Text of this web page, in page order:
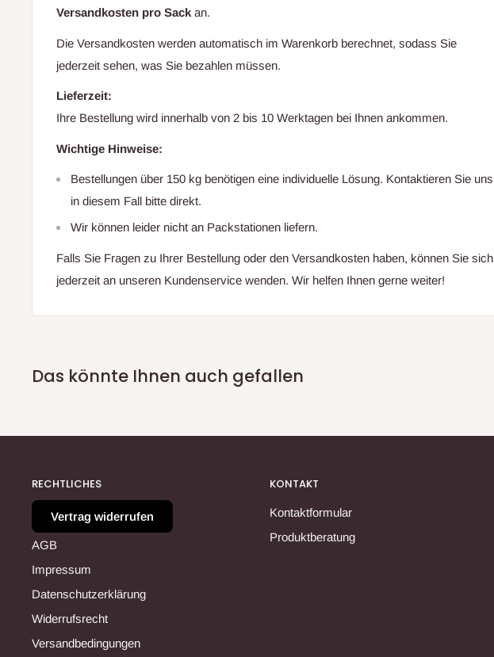
Versandkosten pro Sack an.
Die Versandkosten werden automatisch im Warenkorb berechnet, sodass Sie
jederzeit sehen, was Sie bezahlen müssen.
Lieferzeit:
Ihre Bestellung wird innerhalb von 2 bis 10 Werktagen bei Ihnen ankommen.
Wichtige Hinweise:
Bestellungen über 150 kg benötigen eine individuelle Lösung. Kontaktieren Sie uns
in diesem Fall bitte direkt.
Wir können leider nicht an Packstationen liefern.
Falls Sie Fragen zu Ihrer Bestellung oder den Versandkosten haben, können Sie sich
jederzeit an unseren Kundenservice wenden. Wir helfen Ihnen gerne weiter!
Das könnte Ihnen auch gefallen
RECHTLICHES
Vertrag widerrufen
AGB
Impressum
Datenschutzerklärung
Widerrufsrecht
Versandbedingungen
KONTAKT
Kontaktformular
Produktberatung